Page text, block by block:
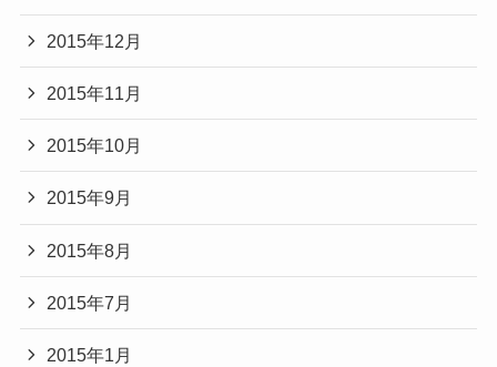
2015年12月
2015年11月
2015年10月
2015年9月
2015年8月
2015年7月
2015年1月